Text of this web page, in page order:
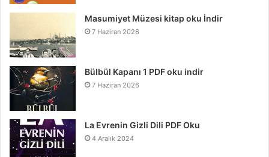
Masumiyet Müzesi kitap oku İndir
7 Haziran 2026
Bülbül Kapanı 1 PDF oku indir
7 Haziran 2026
La Evrenin Gizli Dili PDF Oku
4 Aralık 2024